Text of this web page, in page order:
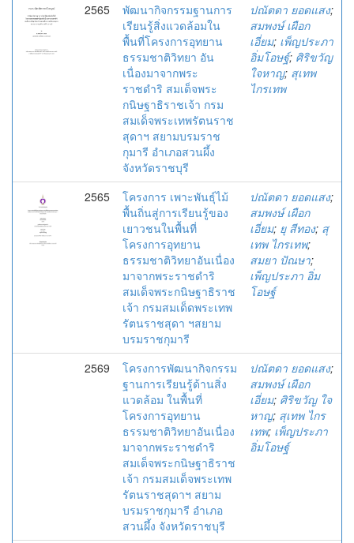
2565
พัฒนากิจกรรมฐานการ
เรียนรู้สิ่งแวดล้อมใน
พื้นที่โครงการอุทยาน
ธรรมชาติวิทยา อัน
เนื่องมาจากพระ
ราชดำริ สมเด็จพระ
กนิษฐาธิราชเจ้า กรม
สมเด็จพระเทพรัตนราช
สุดาฯ สยามบรมราช
กุมารี อำเภอสวนผึ้ง
จังหวัดราชบุรี
ปณัตดา ยอดแสง;
สมพงษ์ เผือก
เอี่ยม; เพ็ญประภา
อิ่มโอษฐ์; ศิริขวัญ
ใจหาญ; สุเทพ
ไกรเทพ
2565
โครงการ เพาะพันธุ์ไม้
พื้นถิ่นสู่การเรียนรู้ของ
เยาวชนในพื้นที่
โครงการอุทยาน
ธรรมชาติวิทยาอันเนื่อง
มาจากพระราชดำริ
สมเด็จพระกนิษฐาธิราช
เจ้า กรมสมเด็ดพระเทพ
รัตนราชสุดา ฯสยาม
บรมราชกุมารี
ปณัตดา ยอดแสง;
สมพงษ์ เผือก
เอี่ยม; ยุ สีทอง; สุ
เทพ ไกรเทพ;
สมยา ปัณษา;
เพ็ญประภา อิ่ม
โอษฐ์
2569
โครงการพัฒนากิจกรรม
ฐานการเรียนรู้ด้านสิ่ง
แวดล้อม ในพื้นที่
โครงการอุทยาน
ธรรมชาติวิทยาอันเนื่อง
มาจากพระราชดำริ
สมเด็จพระกนิษฐาธิราช
เจ้า กรมสมเด็จพระเทพ
รัตนราชสุดาฯ สยาม
บรมราชกุมารี อำเภอ
สวนผึ้ง จังหวัดราชบุรี
ปณัตดา ยอดแสง;
สมพงษ์ เผือก
เอี่ยม; ศิริขวัญ ใจ
หาญ; สุเทพ ไกร
เทพ; เพ็ญประภา
อิ่มโอษฐ์